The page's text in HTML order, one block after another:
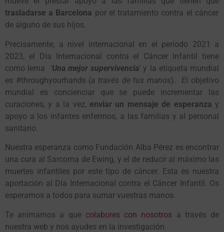
trasladarse a Barcelona por el tratamiento contra el cáncer
de alguno de sus hijos.
Precisamente, a nivel internacional en el período 2021 a
2023, el Día Internacional contra el Cáncer Infantil tiene
como lema ‘Una mejor supervivencia’ y la etiqueta mundial
es #throughyourhands (a través de tus manos). El objetivo
mundial es concienciar que se puede incrementar las
curaciones, y a la vez, enviar un mensaje de esperanza y
apoyo a los infantes enfermos, a las familias y al personal
sanitario.
Nuestra esperanza como Fundación Alba Pérez es encontrar
una cura al Sarcoma de Ewing, y el de reducir al máximo las
muertes infantiles por este tipo de cáncer. Esta es nuestra
aportación al Día Internacional contra el Cáncer Infantil. Os
esperamos a todos para sumar vuestras manos.
Te animamos a que colabores con nosotros a través de
nuestra web y nos ayudes en la investigación.